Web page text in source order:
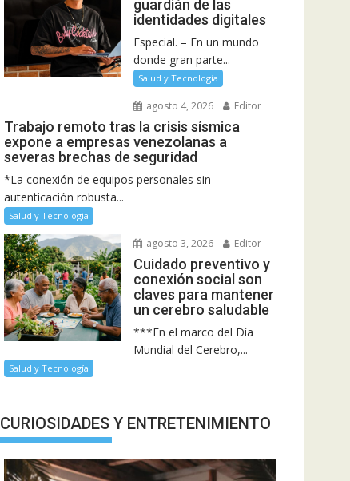
guardián de las
identidades digitales
Especial. – En un mundo
donde gran parte...
Salud y Tecnología
agosto 4, 2026 Editor
Trabajo remoto tras la crisis sísmica
expone a empresas venezolanas a
severas brechas de seguridad
*La conexión de equipos personales sin
autenticación robusta...
Salud y Tecnología
agosto 3, 2026 Editor
Cuidado preventivo y
conexión social son
claves para mantener
un cerebro saludable
***En el marco del Día
Mundial del Cerebro,...
Salud y Tecnología
CURIOSIDADES Y ENTRETENIMIENTO